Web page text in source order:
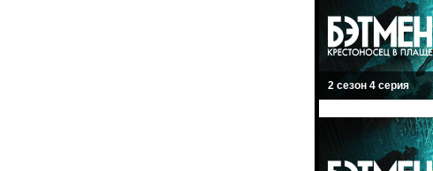
2 сезон 4 серия